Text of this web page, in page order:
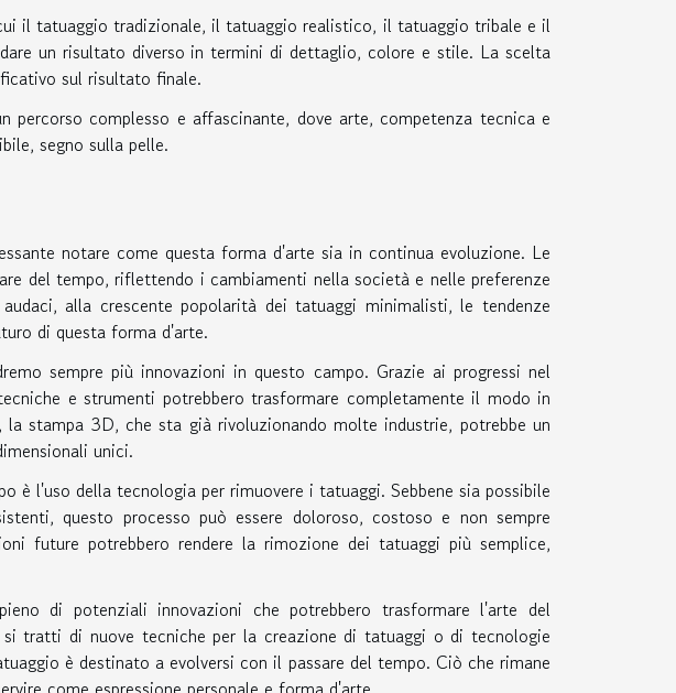
il tatuaggio tradizionale, il tatuaggio realistico, il tatuaggio tribale e il
un risultato diverso in termini di dettaglio, colore e stile. La scelta
sul risultato finale.
percorso complesso e affascinante, dove arte, competenza tecnica e
segno sulla pelle.
notare come questa forma d'arte sia in continua evoluzione. Le
del tempo, riflettendo i cambiamenti nella società e nelle preferenze
alla crescente popolarità dei tatuaggi minimalisti, le tendenze
di questa forma d'arte.
sempre più innovazioni in questo campo. Grazie ai progressi nel
e strumenti potrebbero trasformare completamente il modo in
stampa 3D, che sta già rivoluzionando molte industrie, potrebbe un
unici.
è l'uso della tecnologia per rimuovere i tatuaggi. Sebbene sia possibile
questo processo può essere doloroso, costoso e non sempre
future potrebbero rendere la rimozione dei tatuaggi più semplice,
di potenziali innovazioni che potrebbero trasformare l'arte del
tratti di nuove tecniche per la creazione di tatuaggi o di tecnologie
è destinato a evolversi con il passare del tempo. Ciò che rimane